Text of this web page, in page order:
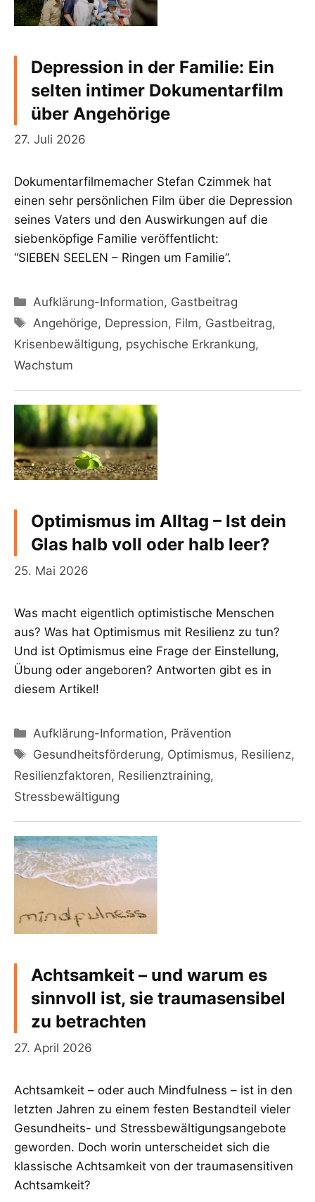
Depression in der Familie: Ein
selten intimer Dokumentarfilm
über Angehörige
27. Juli 2026
Dokumentarfilmemacher Stefan Czimmek hat
einen sehr persönlichen Film über die Depression
seines Vaters und den Auswirkungen auf die
siebenköpfige Familie veröffentlicht:
“SIEBEN SEELEN – Ringen um Familie”.
Kategorien
Aufklärung-Information, Gastbeitrag
Schlagwörter
Angehörige, Depression, Film, Gastbeitrag,
Krisenbewältigung, psychische Erkrankung,
Wachstum
Optimismus im Alltag – Ist dein
Glas halb voll oder halb leer?
25. Mai 2026
Was macht eigentlich optimistische Menschen
aus? Was hat Optimismus mit Resilienz zu tun?
Und ist Optimismus eine Frage der Einstellung,
Übung oder angeboren? Antworten gibt es in
diesem Artikel!
Kategorien
Aufklärung-Information, Prävention
Schlagwörter
Gesundheitsförderung, Optimismus, Resilienz,
Resilienzfaktoren, Resilienztraining,
Stressbewältigung
Achtsamkeit – und warum es
sinnvoll ist, sie traumasensibel
zu betrachten
27. April 2026
Achtsamkeit – oder auch Mindfulness – ist in den
letzten Jahren zu einem festen Bestandteil vieler
Gesundheits- und Stressbewältigungsangebote
geworden. Doch worin unterscheidet sich die
klassische Achtsamkeit von der traumasensitiven
Achtsamkeit?